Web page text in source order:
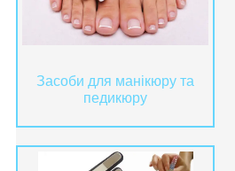
Засоби для манікюру та
педикюру